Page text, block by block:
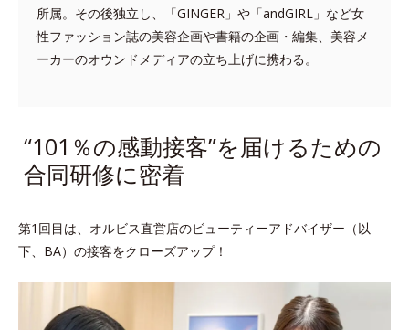
所属。その後独立し、「GINGER」や「andGIRL」など女
性ファッション誌の美容企画や書籍の企画・編集、美容メ
ーカーのオウンドメディアの立ち上げに携わる。
“101％の感動接客”を届けるための
合同研修に密着
第1回目は、オルビス直営店のビューティーアドバイザー（以
下、BA）の接客をクローズアップ！